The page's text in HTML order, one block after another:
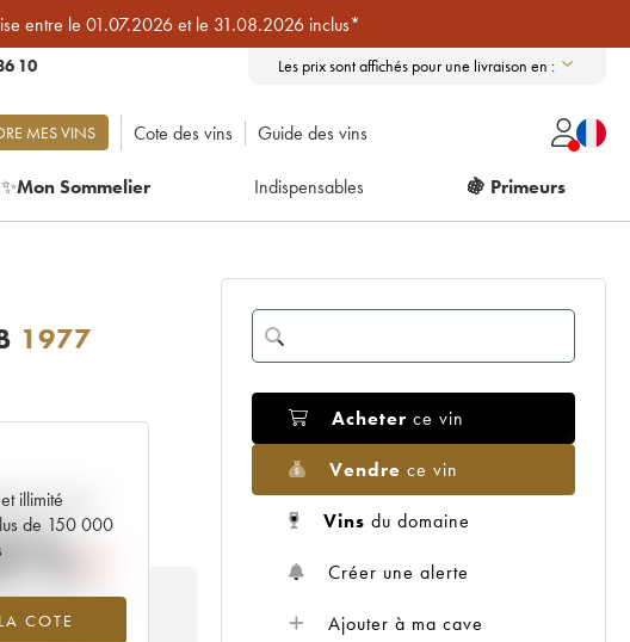
entre le 01.07.2026 et le 31.08.2026 inclus*
10 Les prix sont affichés pour une livraison en :
MES VINS Cote des vins Guide des vins
✨Mon Sommelier Indispensables 🍇 Primeurs
1977
illimité
de 150 000
COTE
de la cote
millésime 1977
à 2025
Acheter ce vin
Vendre ce vin
Vins du domaine
Créer une alerte
Ajouter à ma cave